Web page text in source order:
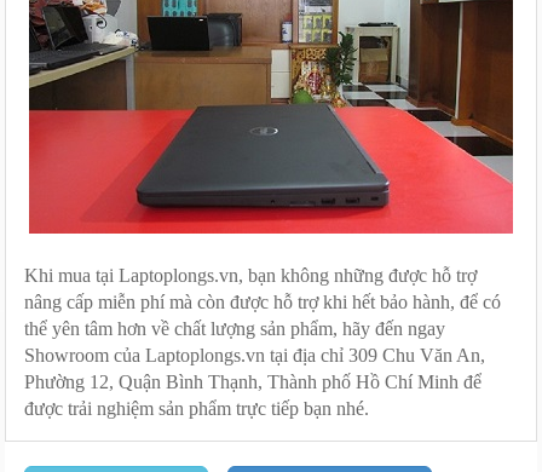
Khi mua tại Laptoplongs.vn, bạn không những được hỗ trợ
nâng cấp miễn phí mà còn được hỗ trợ khi hết bảo hành, để có
thể yên tâm hơn về chất lượng sản phẩm, hãy đến ngay
Showroom của Laptoplongs.vn tại địa chỉ 309 Chu Văn An,
Phường 12, Quận Bình Thạnh, Thành phố Hồ Chí Minh để
được trải nghiệm sản phẩm trực tiếp bạn nhé.